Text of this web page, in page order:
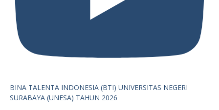
BINA TALENTA INDONESIA (BTI) UNIVERSITAS NEGERI
SURABAYA (UNESA) TAHUN 2026